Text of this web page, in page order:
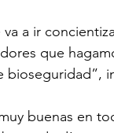
va a ir
que
buenas en